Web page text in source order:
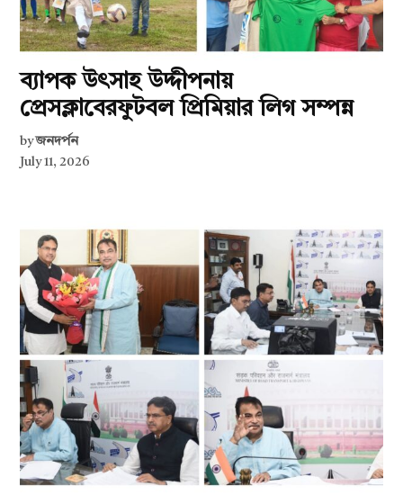
ব্যাপক উৎসাহ উদ্দীপনায়
প্রেসক্লাবেরফুটবল প্রিমিয়ার লিগ সম্পন্ন
by জনদর্পন
July 11, 2026